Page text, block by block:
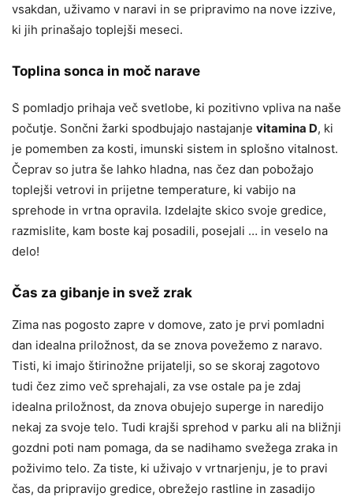
vsakdan, uživamo v naravi in se pripravimo na nove izzive,
ki jih prinašajo toplejši meseci.
Toplina sonca in moč narave
S pomladjo prihaja več svetlobe, ki pozitivno vpliva na naše
počutje. Sončni žarki spodbujajo nastajanje vitamina D, ki
je pomemben za kosti, imunski sistem in splošno vitalnost.
Čeprav so jutra še lahko hladna, nas čez dan pobožajo
toplejši vetrovi in prijetne temperature, ki vabijo na
sprehode in vrtna opravila. Izdelajte skico svoje gredice,
razmislite, kam boste kaj posadili, posejali … in veselo na
delo!
Čas za gibanje in svež zrak
Zima nas pogosto zapre v domove, zato je prvi pomladni
dan idealna priložnost, da se znova povežemo z naravo.
Tisti, ki imajo štirinožne prijatelji, so se skoraj zagotovo
tudi čez zimo več sprehajali, za vse ostale pa je zdaj
idealna priložnost, da znova obujejo superge in naredijo
nekaj za svoje telo. Tudi krajši sprehod v parku ali na bližnji
gozdni poti nam pomaga, da se nadihamo svežega zraka in
poživimo telo. Za tiste, ki uživajo v vrtnarjenju, je to pravi
čas, da pripravijo gredice, obrežejo rastline in zasadijo